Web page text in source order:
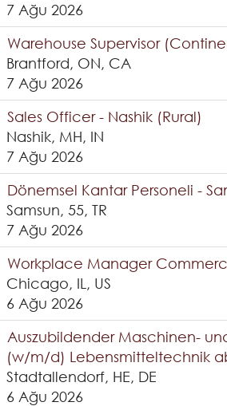
7 Ağu 2026
Warehouse Supervisor
Brantford, ON, CA
7 Ağu 2026
Sales Officer - Nashik (Rural)
Nashik, MH, IN
7 Ağu 2026
Dönemsel Kantar Personeli -
Samsun, 55, TR
7 Ağu 2026
Workplace Manager
Chicago, IL, US
6 Ağu 2026
Auszubildender Maschinen-
(w/m/d) Lebensmitteltechnik
Stadtallendorf, HE, DE
6 Ağu 2026